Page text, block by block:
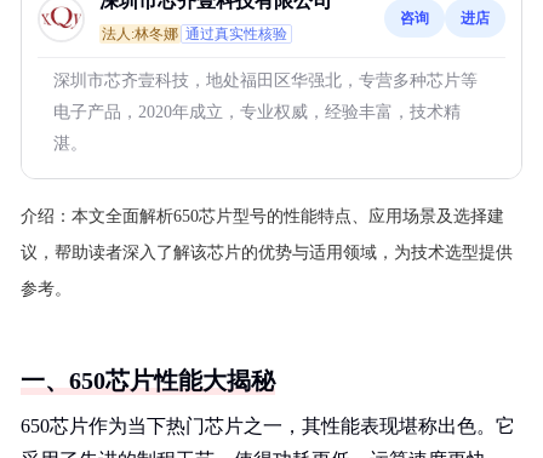
法人:林冬娜 通过真实性核验
咨询 进店
深圳市芯齐壹科技，地处福田区华强北，专营多种芯片等
电子产品，2020年成立，专业权威，经验丰富，技术精
湛。
介绍： 本文全面解析650芯片型号的性能特点、应用场景及选择建
议，帮助读者深入了解该芯片的优势与适用领域，为技术选型提供
参考。
一、650芯片性能大揭秘
650芯片作为当下热门芯片之一，其性能表现堪称出色。它